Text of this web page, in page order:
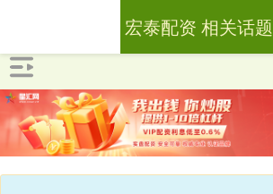
宏泰配资 相关话题